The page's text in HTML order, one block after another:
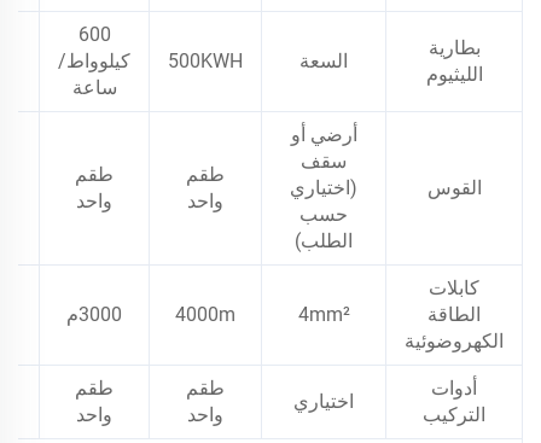
بطارية
الليثيوم
السعة 500KWH
600
كيلوواط/
ساعة
القوس
أرضي أو
سقف
(اختياري
حسب
الطلب)
طقم
واحد
طقم
واحد
كابلات
الطاقة
الكهروضوئية
4mm²
4000m 3000م
أدوات
التركيب
اختياري
طقم
واحد
طقم
واحد